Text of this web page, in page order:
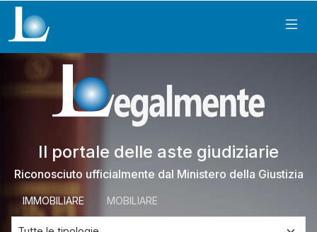
Il portale delle aste giudiziarie
Riconosciuto ufficialmente dal Ministero della Giustizia
IMMOBILIARE MOBILIARE